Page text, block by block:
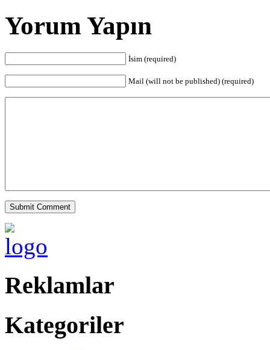
Yorum Yapın
İsim (required)
Mail (will not be published) (required)
Reklamlar
Kategoriler